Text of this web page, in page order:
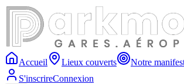
Accueil Lieux couverts Notre
S'inscrireConnexion